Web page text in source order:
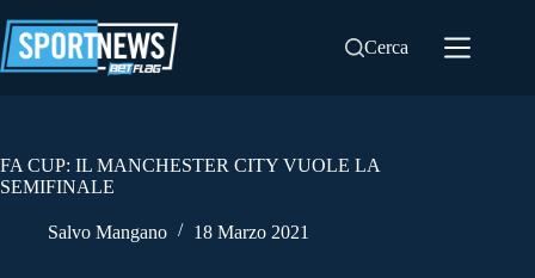
al
contenuto
Cerca
FA CUP: IL MANCHESTER CITY VUOLE LA
SEMIFINALE
Salvo Mangano 18 Marzo 2021